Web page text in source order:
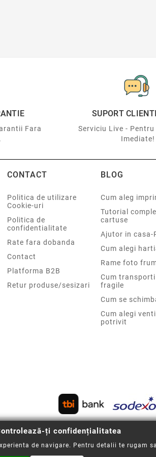
Fara
SUPORT
Serviciu Live -
Imediate!
CONTACT
Politica de utilizare
Cookie-uri
Politica de
confidentialitate
Rate fara dobanda
Contact
Platforma B2B
Retur produse/sesizari
BLOG
Cum aleg
Tutorial
cartuse
Ajutor in casa-
Cum alegi
Rame foto
Cum
fragile
Cum se
Cum alegi
potrivit
ți confidențialitatea
de navigare. Pentru detalii te rugam